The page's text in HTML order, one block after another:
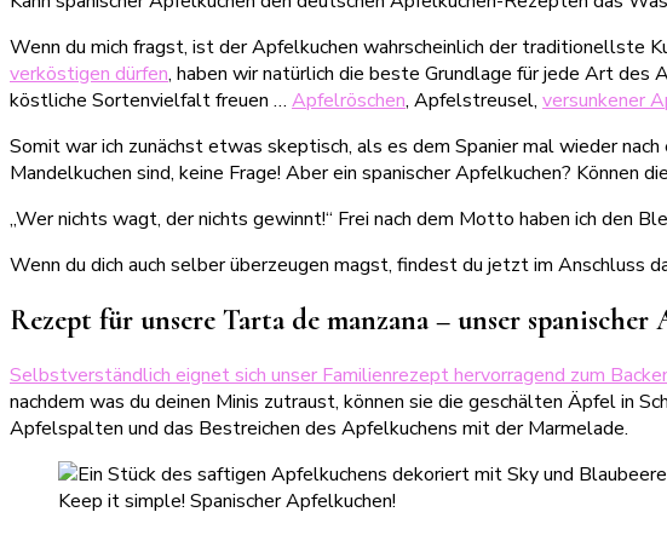
de
manzana
–
Wenn du mich fragst, ist der Apfelkuchen wahrscheinlich der traditionellste
verköstigen dürfen, haben wir natürlich die beste Grundlage für jede Art des
köstliche Sortenvielfalt freuen … Apfelröschen, Apfelstreusel, versunkener
Somit war ich zunächst etwas skeptisch, als es dem Spanier mal wieder
Mandelkuchen sind, keine Frage! Aber ein spanischer Apfelkuchen? Können
„Wer nichts wagt, der nichts gewinnt!“ Frei nach dem Motto haben ich den
Wenn du dich auch selber überzeugen magst, findest du jetzt im Anschluss
Rezept für unsere Tarta de manzana – unser spanischer
Selbstverständlich eignet sich unser Familienrezept hervorragend zum
nachdem was du deinen Minis zutraust, können sie die geschälten Äpfel in
Apfelspalten und das Bestreichen des Apfelkuchens mit der Marmelade.
Keep it simple! Spanischer Apfelkuchen!